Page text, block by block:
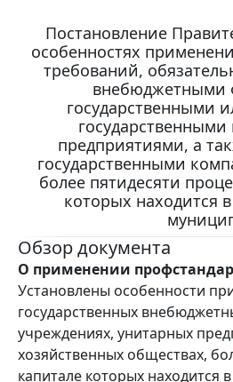
Постановление
особенностях
требований,
внебюджетными
государственными
предприятиями, а
государственными
более пятидесяти
которых находится
Обзор документа
О применении
Установлены особенности
государственных
учреждениях, унитарных
хозяйственных обществах,
капитале которых находится